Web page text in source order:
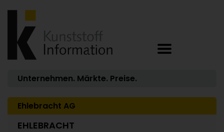
Unternehmen. Märkte. Preise.
Ehlebracht AG
EHLEBRACHT